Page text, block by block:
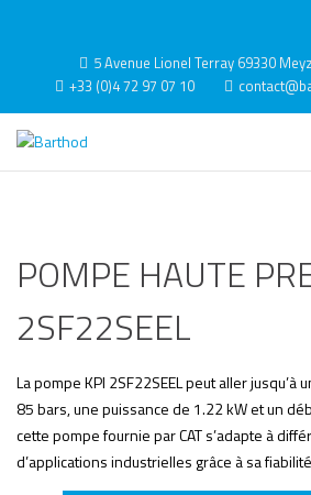
5 Avenue Lionel Terray 69330
+33 (0)4 72 97 07 10
POMPE HAUTE
2SF22SEEL
La pompe KPI 2SF22SEEL peut aller jusqu’à
85 bars, une puissance de 1.22 kW et un
cette pompe fournie par CAT s’adapte à
d’applications industrielles grâce à sa